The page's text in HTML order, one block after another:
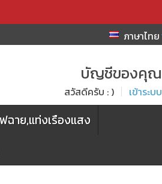
ภาษาไทย
บัญชีของคุณ
สวัสดีครับ : ) เข้าระบบ
ฉาย,แท่งเรืองแสง